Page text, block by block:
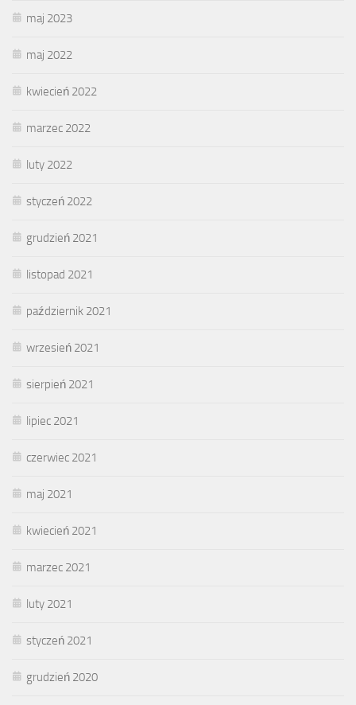
maj 2023
maj 2022
kwiecień 2022
marzec 2022
luty 2022
styczeń 2022
grudzień 2021
listopad 2021
październik 2021
wrzesień 2021
sierpień 2021
lipiec 2021
czerwiec 2021
maj 2021
kwiecień 2021
marzec 2021
luty 2021
styczeń 2021
grudzień 2020